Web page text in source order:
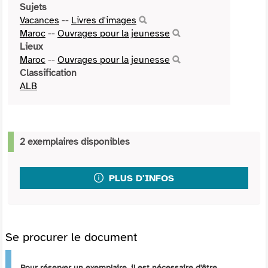
Sujets
Vacances -- Livres d'images
Maroc -- Ouvrages pour la jeunesse
Lieux
Maroc -- Ouvrages pour la jeunesse
Classification
ALB
2 exemplaires disponibles
PLUS D'INFOS
Se procurer le document